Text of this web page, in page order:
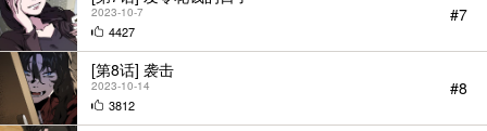
2023-10-7
4427
#7
[第8话] 袭击
2023-10-14
3812
#8